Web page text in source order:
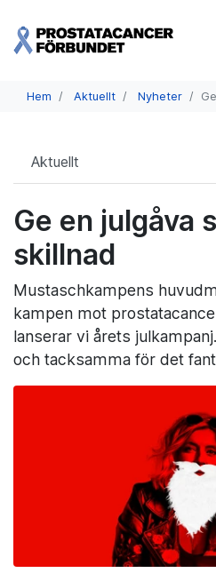
Hem Aktuellt Nyheter
Aktuellt
Ge en julgåva
skillnad
Mustaschkampens
kampen mot
lanserar vi årets
och tacksamma för det